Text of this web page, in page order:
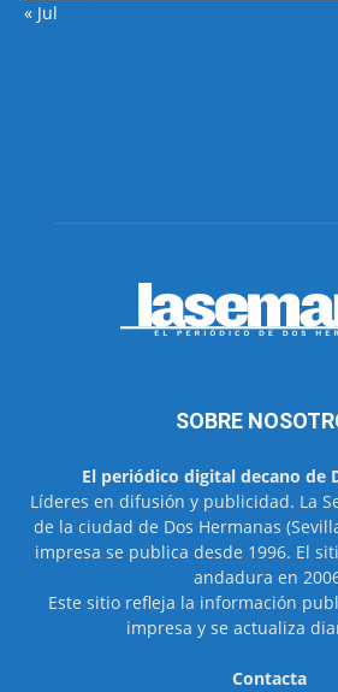
« Jul
SOBRE
El periódico digital decano de
Líderes en difusión y publicidad. La
de la ciudad de Dos Hermanas
impresa se publica desde 1996. El
andadura en
Este sitio refleja la información
impresa y se actualiza
Contacta